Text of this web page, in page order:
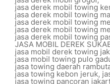
jasa derek mobil towing
jasa derek mobil towing
jasa derek mobil towing
jasa derek mobil towing
jasa derek mobil towing
JASA MOBIL DEREK
jasa mobil derek towing
jasa mobil towing pulo
jasa towing daerah
jasa towing kebon jeruk,
jasa towing pancoran